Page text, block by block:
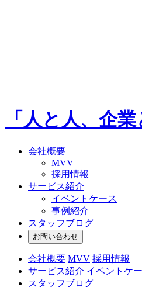
「人と人、企
会社概要
MVV
採用情報
サービス紹介
イベントケース
事例紹介
スタッフブログ
お問い合わせ
会社概要 MVV 採用情報
サービス紹介 イベントケ
スタッフブログ